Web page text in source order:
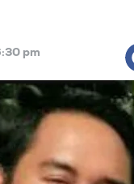
pm